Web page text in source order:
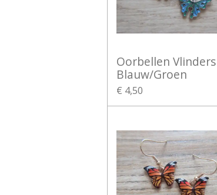
Oorbellen Vlinders
Blauw/Groen
€ 4,50